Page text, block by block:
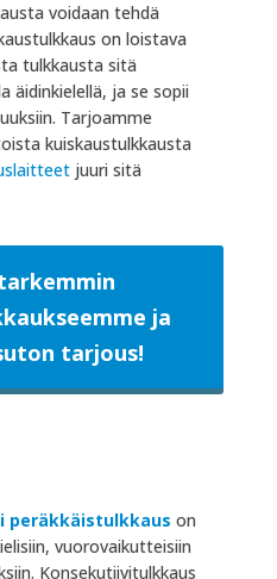
voidaan tehdä
on loistava
tulkkausta sitä
äidinkielellä, ja se sopii
Tarjoamme
kuiskaustulkkausta
juuri sitä
ja
tarjous!
peräkkäistulkkaus on
vuorovaikutteisiin
Konsekutiivitulkkaus